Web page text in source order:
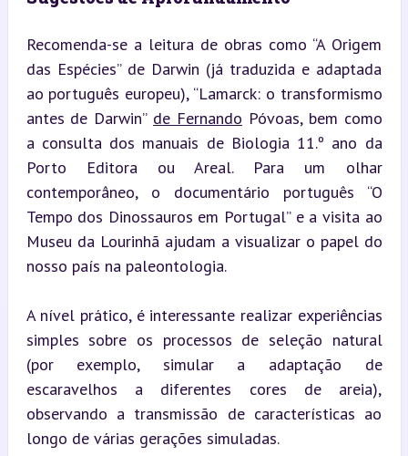
Recomenda-se a leitura de obras como “A Origem
das Espécies” de Darwin (já traduzida e adaptada
ao português europeu), “Lamarck: o transformismo
antes de Darwin” de Fernando Póvoas, bem como
a consulta dos manuais de Biologia 11.º ano da
Porto Editora ou Areal. Para um olhar
contemporâneo, o documentário português “O
Tempo dos Dinossauros em Portugal” e a visita ao
Museu da Lourinhã ajudam a visualizar o papel do
nosso país na paleontologia.
A nível prático, é interessante realizar experiências
simples sobre os processos de seleção natural
(por exemplo, simular a adaptação de
escaravelhos a diferentes cores de areia),
observando a transmissão de características ao
longo de várias gerações simuladas.